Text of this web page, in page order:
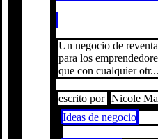
Un negocio de
para los
que con cualquier otr...
escrito por Nicole
Ideas de negocio